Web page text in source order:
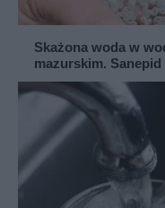
Skażona woda w
mazurskim.